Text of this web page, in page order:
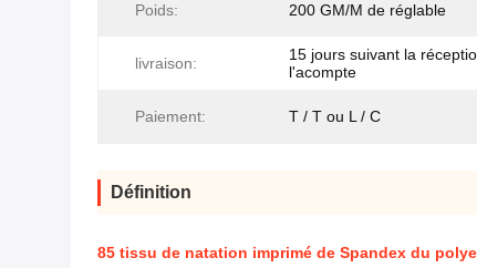
Poids: 200 GM/M de réglable
livraison:
15 jours suivant la
l'acompte
Paiement: T / T ou L / C
Définition
85 tissu de natation imprimé de Spandex du